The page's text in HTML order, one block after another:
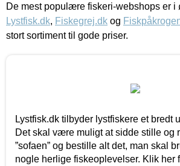
De mest populære fiskeri-webshops er i
Lystfisk.dk, Fiskegrej.dk og
stort sortiment til gode priser.
Lystfisk.dk tilbyder lystfiskere et bredt
Det skal være muligt at sidde stille og
”sofaen” og bestille alt det, man skal
nogle herlige fiskeoplevelser. Klik her